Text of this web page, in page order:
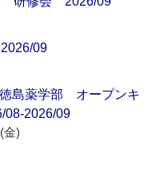
09
島薬学部 オープンキ
2026/09
金)